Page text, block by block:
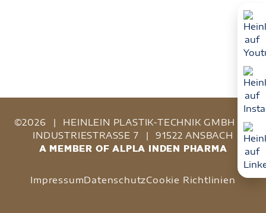
©2026 | HEINLEIN PLASTIK-TECHNIK GMBH
|
INDUSTRIESTRASSE 7
| 91522 ANSBACH
A MEMBER OF ALPLA INDEN PHARMA
ImpressumDatenschutzCookie Richtlinien